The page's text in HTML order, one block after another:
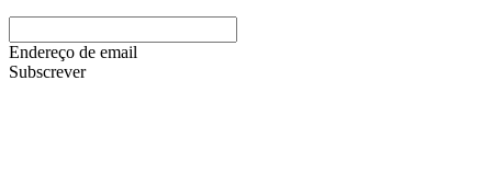
Endereço de email
Subscrever